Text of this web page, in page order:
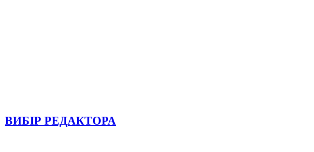
ВИБІР РЕДАКТОРА